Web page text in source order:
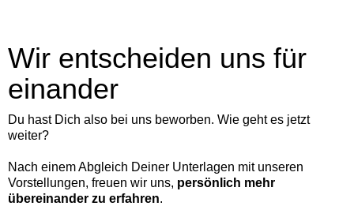
Wir entscheiden uns für
einander
Du hast Dich also bei uns beworben. Wie geht es jetzt
weiter?
Nach einem Abgleich Deiner Unterlagen mit unseren
Vorstellungen, freuen wir uns, persönlich mehr
übereinander zu erfahren.